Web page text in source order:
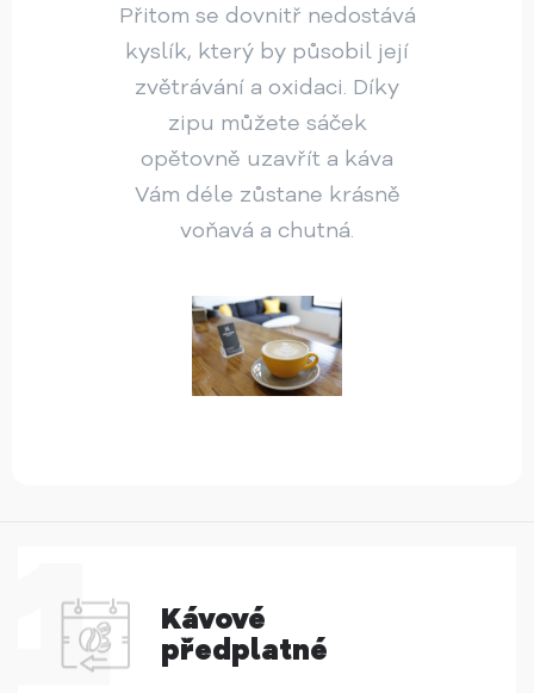
Přitom se dovnitř nedostává
kyslík, který by působil její
zvětrávání a oxidaci. Díky
zipu můžete sáček
opětovně uzavřít a káva
Vám déle zůstane krásně
voňavá a chutná.
Kávové
předplatné